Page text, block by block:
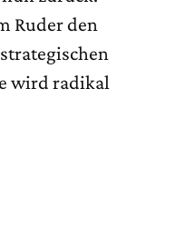
Ruder den
wird radikal